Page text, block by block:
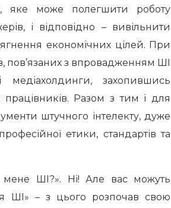
яке може полегшити роботу
і відповідно – вивільнити
економічних цілей. При
пов’язаних з впровадженням ШІ
захопившись
працівників. Разом з тим і для
штучного інтелекту, дуже
етики, стандартів та
мене ШІ?». Ні! Але вас можуть
ШІ» – з цього розпочав свою